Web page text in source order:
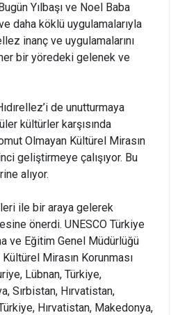
Yılbaşı ve Noel Baba
daha köklü uygulamalarıyla
inanç ve uygulamalarını
bir yöredeki gelenek ve
de unutturmaya
kültürler karşısında
Olmayan Kültürel Mirasın
geliştirmeye çalışıyor. Bu
alıyor.
ile bir araya gelerek
önerdi. UNESCO Türkiye
ve Eğitim Genel Müdürlüğü
Mirasın Korunması
Lübnan, Türkiye,
Sırbistan, Hırvatistan,
Hırvatistan, Makedonya,